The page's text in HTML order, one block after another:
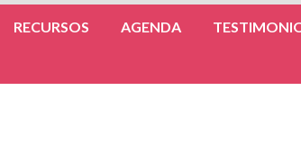
RECURSOS AGENDA